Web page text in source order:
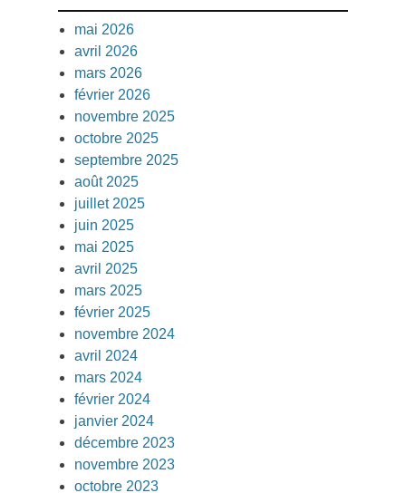
mai 2026
avril 2026
mars 2026
février 2026
novembre 2025
octobre 2025
septembre 2025
août 2025
juillet 2025
juin 2025
mai 2025
avril 2025
mars 2025
février 2025
novembre 2024
avril 2024
mars 2024
février 2024
janvier 2024
décembre 2023
novembre 2023
octobre 2023